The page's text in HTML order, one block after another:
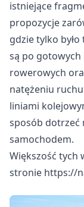
istniejące
propozycje
gdzie tylko
są po
rowerowych
natężeniu
liniami
sposób dotrzeć
samochodem.
Większość tych
stronie https://